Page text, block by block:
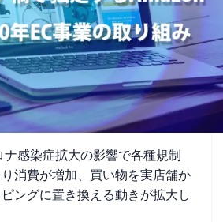
感染症拡大の影響で各種規制
消費が増加、買い物を実店舗か
ングに置き換える動きが拡大し